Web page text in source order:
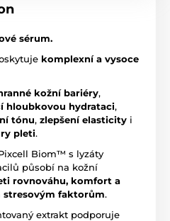
sérum.
komplexní a vysoce
kožní bariéry,
hloubkovou hydrataci,
tónu, zlepšení elasticity i
pleti.
Biom™ s lyzáty
působí na kožní
rovnováhu, komfort a
stresovým faktorům.
extrakt podporuje